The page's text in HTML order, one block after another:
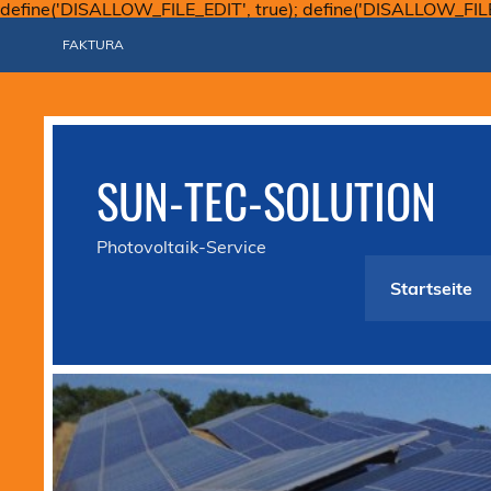
define('DISALLOW_FILE_EDIT', true);
FAKTURA
SUN-TEC-SOLUTION
Photovoltaik-Service
Startseite